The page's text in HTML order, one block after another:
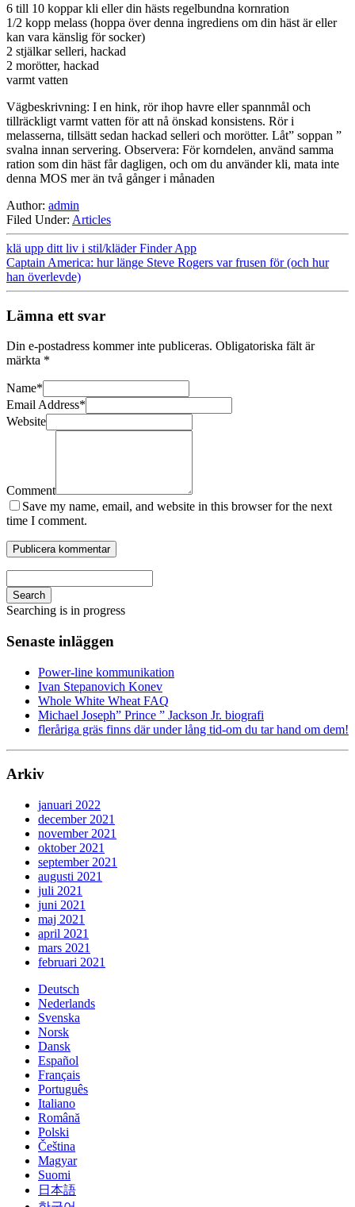
6 till 10 koppar kli eller din hästs regelbundna kornration
1/2 kopp melass (hoppa över denna ingrediens om din häst är eller
kan vara känslig för socker)
2 stjälkar selleri, hackad
2 morötter, hackad
varmt vatten
Vägbeskrivning: I en hink, rör ihop havre eller spannmål och
tillräckligt varmt vatten för att nå önskad konsistens. Rör i
melasserna, tillsätt sedan hackad selleri och morötter. Låt” soppan ”
svalna innan servering. Observera: För korndelen, använd samma
ration som din häst får dagligen, och om du använder kli, mata inte
denna MOS mer än två gånger i månaden
Author: admin
Filed Under: Articles
klä upp ditt liv i stil/kläder Finder App
Captain America: hur länge Steve Rogers var frusen för (och hur
han överlevde)
Lämna ett svar
Din e-postadress kommer inte publiceras. Obligatoriska fält är
märkta *
Name*
Email Address*
Website
Comment
Save my name, email, and website in this browser for the next
time I comment.
Search
Searching is in progress
Senaste inläggen
Power-line kommunikation
Ivan Stepanovich Konev
Whole White Wheat FAQ
Michael Joseph” Prince ” Jackson Jr. biografi
fleråriga gräs finns där under lång tid-om du tar hand om dem!
Arkiv
januari 2022
december 2021
november 2021
oktober 2021
september 2021
augusti 2021
juli 2021
juni 2021
maj 2021
april 2021
mars 2021
februari 2021
Deutsch
Nederlands
Svenska
Norsk
Dansk
Español
Français
Português
Italiano
Română
Polski
Čeština
Magyar
Suomi
日本語